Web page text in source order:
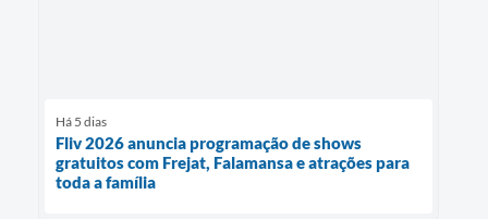
Há 5 dias
Fliv 2026 anuncia programação de shows
gratuitos com Frejat, Falamansa e atrações para
toda a família